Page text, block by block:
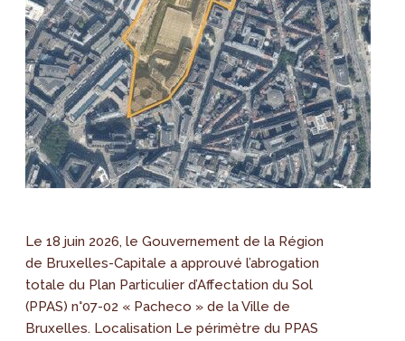
Le 18 juin 2026, le Gouvernement de la Région
de Bruxelles-Capitale a approuvé l’abrogation
totale du Plan Particulier d’Affectation du Sol
(PPAS) n°07-02 « Pacheco » de la Ville de
Bruxelles. Localisation Le périmètre du PPAS